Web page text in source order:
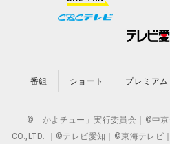
番組 ショート プレミアム
©「かよチュー」実行委員会｜©中
CO.,LTD. ｜©テレビ愛知｜©東海テレビ